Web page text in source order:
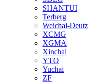
SHANTUI
Terberg
Weichai-Deutz
XCMG
XGMA
Xinchai
YTO
Yuchai
ZF